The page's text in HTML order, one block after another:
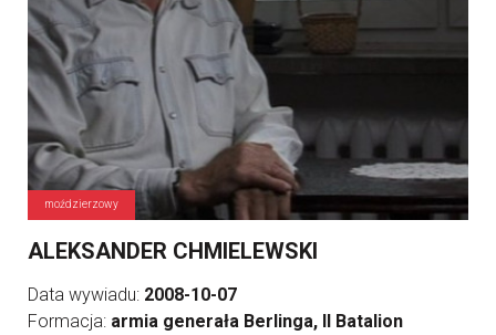
moździerzowy
ALEKSANDER CHMIELEWSKI
Data wywiadu: 2008-10-07
Formacja: armia generała Berlinga, II Batalion